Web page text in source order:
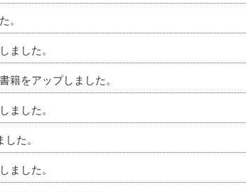
。
ました。
をアップしました。
ました。
た。
ました。